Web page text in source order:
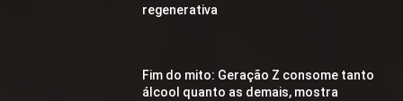
regenerativa
Fim do mito: Geração Z consome tanto
álcool quanto as demais, mostra